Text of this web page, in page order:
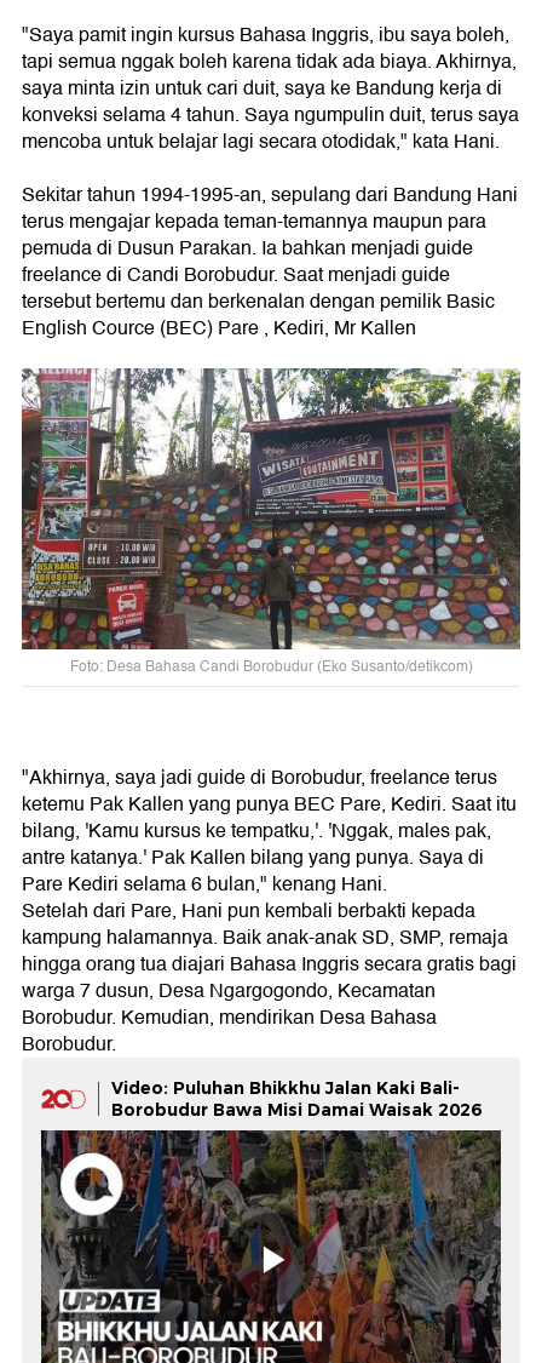
"Saya pamit ingin kursus Bahasa Inggris, ibu saya boleh,
tapi semua nggak boleh karena tidak ada biaya. Akhirnya,
saya minta izin untuk cari duit, saya ke Bandung kerja di
konveksi selama 4 tahun. Saya ngumpulin duit, terus saya
mencoba untuk belajar lagi secara otodidak," kata Hani.
Sekitar tahun 1994-1995-an, sepulang dari Bandung Hani
terus mengajar kepada teman-temannya maupun para
pemuda di Dusun Parakan. Ia bahkan menjadi guide
freelance di Candi Borobudur. Saat menjadi guide
tersebut bertemu dan berkenalan dengan pemilik Basic
English Cource (BEC) Pare , Kediri, Mr Kallen
Foto: Desa Bahasa Candi Borobudur (Eko Susanto/detikcom)
"Akhirnya, saya jadi guide di Borobudur, freelance terus
ketemu Pak Kallen yang punya BEC Pare, Kediri. Saat itu
bilang, 'Kamu kursus ke tempatku,'. 'Nggak, males pak,
antre katanya.' Pak Kallen bilang yang punya. Saya di
Pare Kediri selama 6 bulan," kenang Hani.
Setelah dari Pare, Hani pun kembali berbakti kepada
kampung halamannya. Baik anak-anak SD, SMP, remaja
hingga orang tua diajari Bahasa Inggris secara gratis bagi
warga 7 dusun, Desa Ngargogondo, Kecamatan
Borobudur. Kemudian, mendirikan Desa Bahasa
Borobudur.
Video: Puluhan Bhikkhu Jalan Kaki Bali-
Borobudur Bawa Misi Damai Waisak 2026